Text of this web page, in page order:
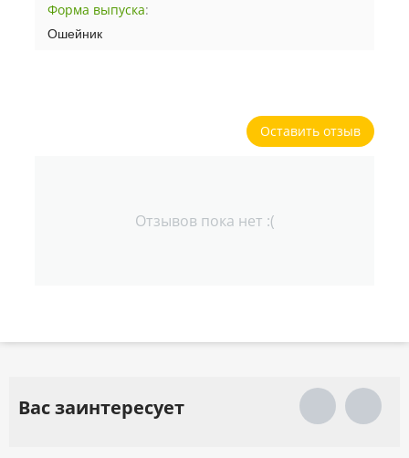
Форма выпуска:
Ошейник
Оставить отзыв
Отзывов пока нет :(
Вас заинтересует